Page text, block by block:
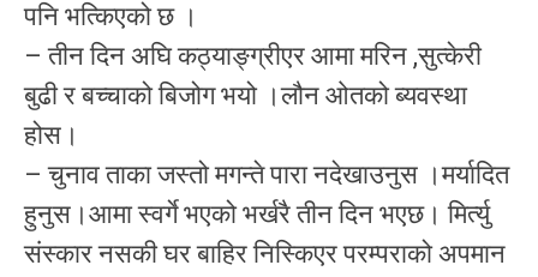
पनि भत्किएको छ ।
– तीन दिन अघि कठ्याङ्ग्रीएर आमा मरिन ,सुत्केरी
बुढी र बच्चाको बिजोग भयो ।लौन ओतको ब्यवस्था
होस।
– चुनाव ताका जस्तो मगन्ते पारा नदेखाउनुस ।मर्यादित
हुनुस।आमा स्वर्गे भएको भर्खरै तीन दिन भएछ। मिर्त्यु
संस्कार नसकी घर बाहिर निस्किएर परम्पराको अपमान